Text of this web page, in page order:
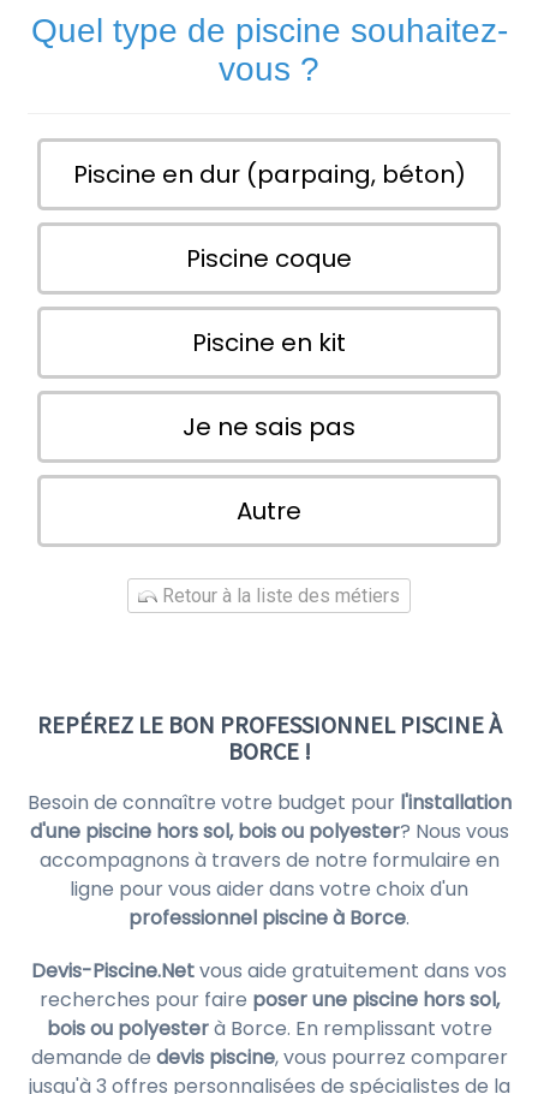
Quel type de piscine souhaitez-
vous ?
Piscine en dur (parpaing, béton)
Piscine coque
Piscine en kit
Je ne sais pas
Autre
Retour à la liste des métiers
REPÉREZ LE BON PROFESSIONNEL PISCINE À
BORCE !
Besoin de connaître votre budget pour l'installation
d'une piscine hors sol, bois ou polyester? Nous vous
accompagnons à travers de notre formulaire en
ligne pour vous aider dans votre choix d'un
professionnel piscine à Borce.
Devis-Piscine.Netvous aide gratuitement dans vos
recherches pour faire poser une piscine hors sol,
bois ou polyesterà Borce. En remplissant votre
demande de devis piscine, vous pourrez comparer
jusqu'à 3 offres personnalisées de spécialistes de la